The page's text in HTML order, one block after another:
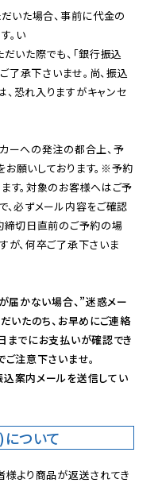
いた場合、事前に代金の
。い
いた際でも、「銀行振込
了承下さいませ。尚、振込
恐れ入りますがキャンセ
ーへの発注の都合上、予
願いしております。※予約
す。対象のお客様へはご予
、必ずメール内容をご確認
締切日直前のご予約の場
が、何卒ご了承下さいま
届かない場合、”迷惑メー
いたのち、お早めにご連絡
までにお支払いが確認でき
注意下さいませ。
案内メールを送信してい
ついて
より商品が返送されてき